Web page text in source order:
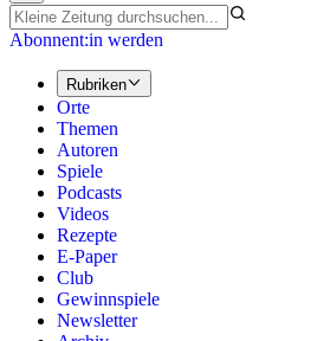
Abonnent:in werden
Rubriken
Orte
Themen
Autoren
Spiele
Podcasts
Videos
Rezepte
E-Paper
Club
Gewinnspiele
Newsletter